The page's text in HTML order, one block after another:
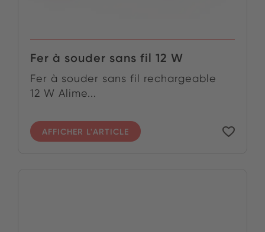
Fer à souder sans fil 12 W
Fer à souder sans fil rechargeable
12 W Alime...
AFFICHER L'ARTICLE